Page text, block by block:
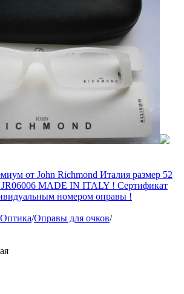
от John Richmond Италия размер 52
JR06006 MADE IN ITALY ! Сертификат
номером оправы !
Оптика/Оправы для очков/